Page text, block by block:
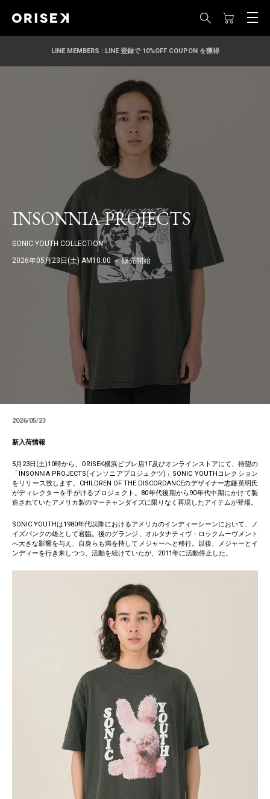
LINE MEMBERS : LINE 登録で 10%OFF COUPON を獲得
INSONNIA PROJECTS
SONIC YOUTH COLLECTION
2026年05月23日(土) AM10:00 ～ 販売開始
2026/05/23
新入荷情報
5月23日(土)10時から、ORISEK横浜ビブレ店1F及びオンラインストアにて、待望の
「INSONNIA PROJECTS(インソニアプロジェクツ)」SONIC YOUTHコレクション
をリリース致します。CHILDREN OF THE DISCORDANCEのデザイナー志鎌英明氏
がディレクターを手がけるプロジェクト。80年代後期から90年代中期にかけて製
造されていたアメリカ製のマーチャンダイズに限りなく再現したアイテムが登場。
SONIC YOUTHは1980年代以降におけるアメリカのインディーシーンにおいて、ノ
イズパンクの雄として君臨。後のグランジ、オルタナティヴ・ロックムーヴメント
へ大きな影響を与え、自身らも満を持してメジャーへと移行。以後、メジャーとイ
ンディーを行き来しつつ、活動を続けていたが、2011年に活動停止した。